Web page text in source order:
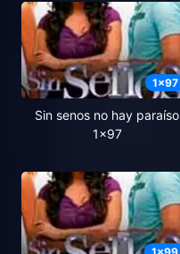
1x97
Sin senos no hay paraíso
1x97